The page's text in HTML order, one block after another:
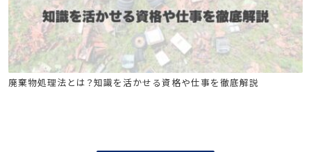
ビル管
廃棄物処理法とは？知識を活かせる資格や仕事を徹底解説